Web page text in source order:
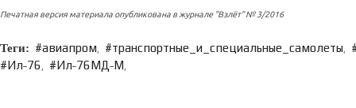
Печатная версия материала опубликована в журнале "Взлёт" № 3/2016
авиапром транспортные_и_специальные_самолеты
Ил˗76 Ил˗76МД˗М